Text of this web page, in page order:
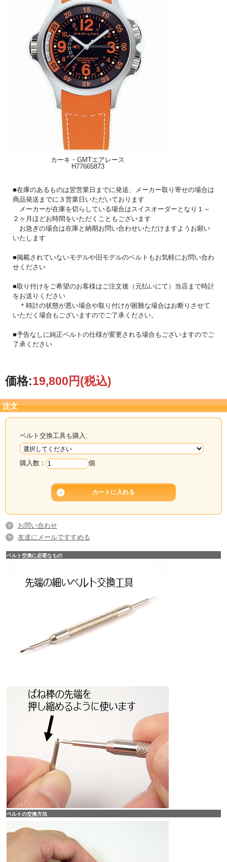
カーキ・GMTエアレース
H77665873
■在庫のあるものは翌営業日までに発送、メーカー取り寄せの場合は
商品発送までに３営業日いただいております
メーカーが在庫を切らしている場合はスイスオーダーとなり１～
２ヶ月ほどお時間をいただくこともございます
お急ぎの場合は在庫と納期お問い合わせいただけますようお願い
いたします
■掲載されていないモデルや旧モデルのベルトもお気軽にお問い合わ
せください
■取り付けをご希望のお客様はご注文後（元払いにて）当店まで時計
をお送りください
＊時計の状態が悪い場合や取り付けが困難な場合はお断りさせて
いただく場合もございますのでご了承ください。
■予告なしに純正ベルトの仕様が変更される場合もございますのでご
了承ください
価格:19,800円(税込)
注文
ベルト交換工具も購入:
購入数： 個
お問い合わせ
友達にメールですすめる
ベルト交換に必要なもの
ベルトの交換方法